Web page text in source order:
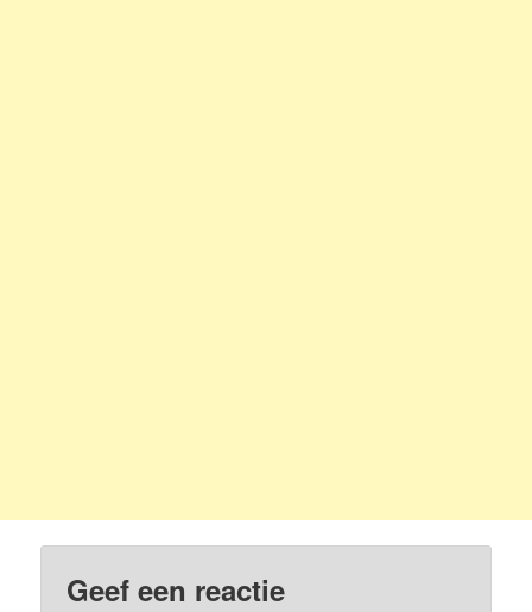
Geef een reactie